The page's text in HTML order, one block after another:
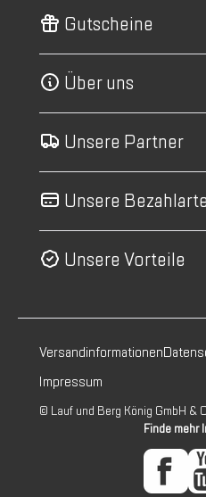
Gutscheine
Über uns
Unsere Partner
Unsere
Unsere Vorteile
Versandinformationen
Impressum
© Lauf und Berg König GmbH &
Finde mehr